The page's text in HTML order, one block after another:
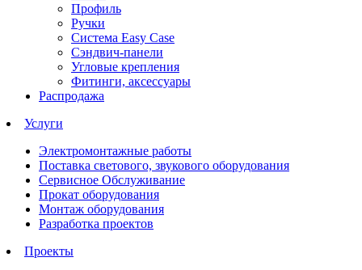
Профиль
Ручки
Система Easy Case
Сэндвич-панели
Угловые крепления
Фитинги, аксессуары
Распродажа
Услуги
Электромонтажные работы
Поставка светового, звукового оборудования
Сервисное Обслуживание
Прокат оборудования
Монтаж оборудования
Разработка проектов
Проекты